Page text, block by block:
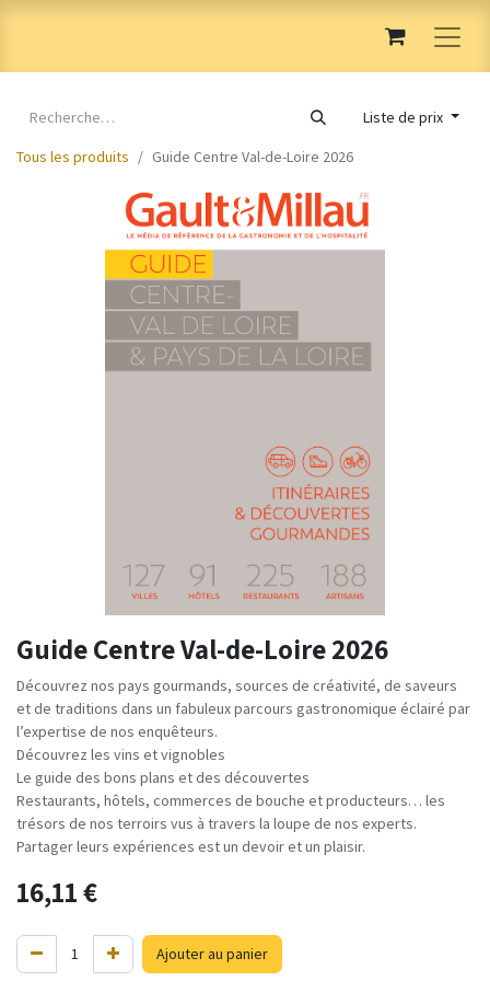
Liste de prix
Tous les produits
Guide Centre Val-de-Loire 2026
Guide Centre Val-de-Loire 2026
Découvrez nos pays gourmands, sources de créativité, de saveurs
et de traditions dans un fabuleux parcours gastronomique éclairé par
l’expertise de nos enquêteurs.
Découvrez les vins et vignobles
Le guide des bons plans et des découvertes
Restaurants, hôtels, commerces de bouche et producteurs… les
trésors de nos terroirs vus à travers la loupe de nos experts.
Partager leurs expériences est un devoir et un plaisir.
16,11€
Ajouter au panier